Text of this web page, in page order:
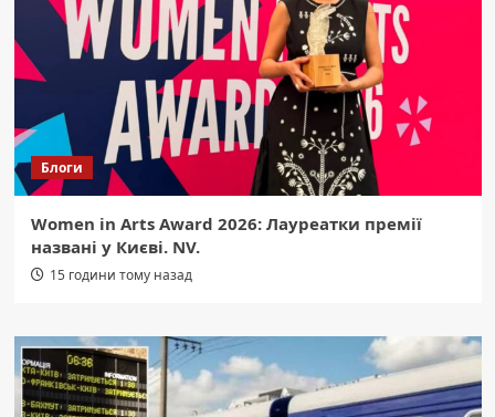
Блоги
Women in Arts Award 2026: Лауреатки премії
названі у Києві. NV.
15 години тому назад